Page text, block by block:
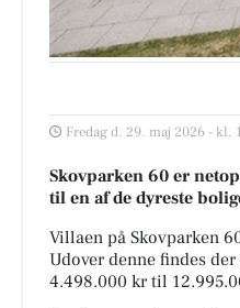
Fredag d. 29. maj 2026 - kl.
Skovparken 60 er
til en af de dyreste
Villaen på Skovparken
Udover denne findes
4.498.000 kr til